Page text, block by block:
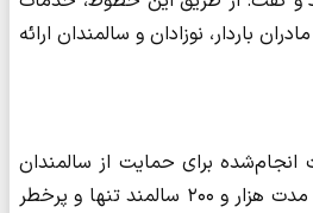
باردار، نوزادان و سالمندان ارائه
انجام‌شده برای حمایت از سالمندان
در ایام جنگ گفت: در این مدت هزار و ۲۰۰ سالمند تنها و پرخطر